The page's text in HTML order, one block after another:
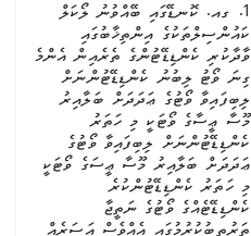
1. ގއ. ކޮނޑޭގައި ބޭއްވުނު ލޯކަލް
ކައުންސިލްތަކުގެ އިންތިޚާބުގައި
ވާދާކުރި ކެންޑިޑޭޓުންގެ ތެރެއިން އެންމެ
ގިނަ ވޯޓު ލިބުނު ކެންޑިޑޭޓުންނަށް
ލިބިފައިވާ ވޯޓުގެ ޢަދަދަށް ބަލާއިރު
މޫސާ ޢީސާގެ ވޯޓަކީ މި ހަތަރު
ކެންޑިޑޭޓުންނަށް ލިބިފައިވާ ވޯޓުގެ
ޢަދަދަށް ބަލާއިރު މޫސާ ޢީސަގެ ވޯޓަކީ
މި ހަތަރު ކެންޑިޑޭޓުންކުރެ
ކެންޑިޑޭޓެއްގެ ވޯޓުގެ ނަތީޖާ
ތަރުތީބުކުރުމުގައި އެއްވެސް އަސަރެއް